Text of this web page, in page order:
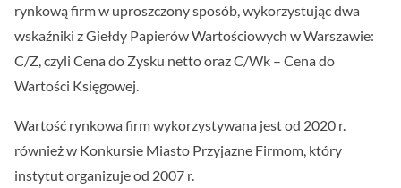
rynkową firm w uproszczony sposób, wykorzystując dwa
wskaźniki z Giełdy Papierów Wartościowych w Warszawie:
C/Z, czyli Cena do Zysku netto oraz C/Wk – Cena do
Wartości Księgowej.
Wartość rynkowa firm wykorzystywana jest od 2020 r.
również w Konkursie Miasto Przyjazne Firmom, który
instytut organizuje od 2007 r.